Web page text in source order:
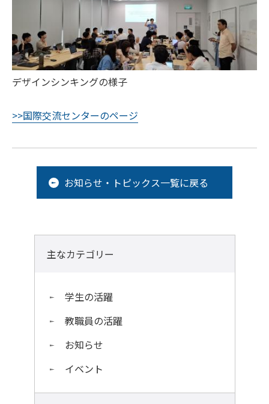
主なカテゴリー
学生の活躍
教職員の活躍
お知らせ
イベント
デザインシンキングの様子
>>国際交流センターのページ
お知らせ・トピックス一覧に戻る